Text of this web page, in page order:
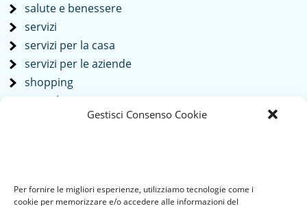
Gestisci Consenso Cookie
Per fornire le migliori esperienze, utilizziamo tecnologie come i
cookie per memorizzare e/o accedere alle informazioni del
salute e benessere
servizi
servizi per la casa
servizi per le aziende
shopping
società
Uncategorized